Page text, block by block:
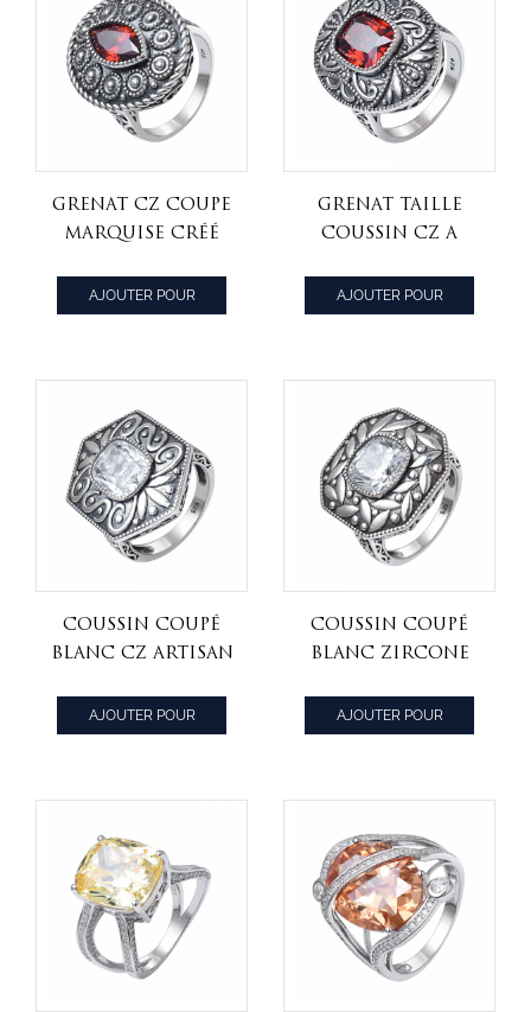
grenat CZ coupe
marquise créé
bague en argent
sterling
AJOUTER POUR
grenat taille
coussin CZ a
noir sur une
bague en argent
AJOUTER POUR
coussin coupé
blanc CZ artisan
en argent
sterling
AJOUTER POUR
Coussin coupé
blanc zircone
noir sur bague
en argent
AJOUTER POUR